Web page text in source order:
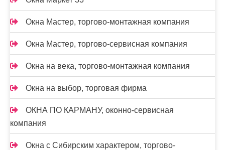
Окна Мастер, торгово-монтажная компания
Окна Мастер, торгово-сервисная компания
Окна на века, торгово-монтажная компания
Окна на выбор, торговая фирма
ОКНА ПО КАРМАНУ, оконно-сервисная
компания
Окна с Сибирским характером, торгово-